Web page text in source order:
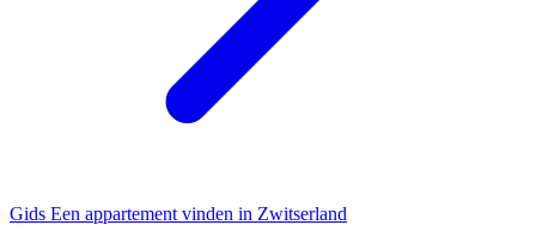
Gids Een appartement vinden in Zwitserland